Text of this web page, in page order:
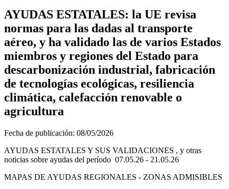
AYUDAS ESTATALES: la UE revisa
normas para las dadas al transporte
aéreo, y ha validado las de varios Estados
miembros y regiones del Estado para
descarbonización industrial, fabricación
de tecnologías ecológicas, resiliencia
climática, calefacción renovable o
agricultura
Fecha de publicación: 08/05/2026
AYUDAS ESTATALES Y SUS VALIDACIONES , y otras
noticias sobre ayudas del período 07.05.26 - 21.05.26
MAPAS DE AYUDAS REGIONALES - ZONAS ADMISIBLES